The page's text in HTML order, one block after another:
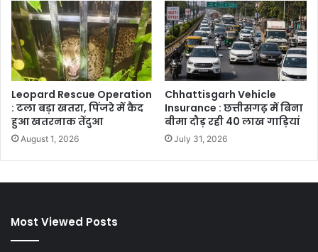
Leopard Rescue Operation
: टला बड़ा खतरा, पिंजरे में कैद
हुआ खतरनाक तेंदुआ
August 1, 2026
Chhattisgarh Vehicle
Insurance : छत्तीसगढ़ में बिना
बीमा दौड़ रही 40 लाख गाड़ियां
July 31, 2026
Most Viewed Posts